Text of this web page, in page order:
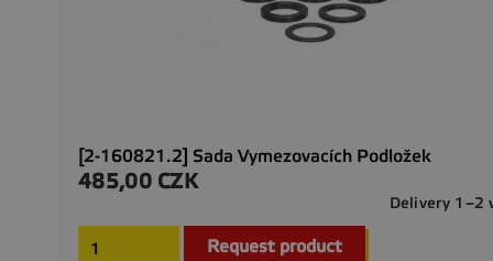
[2-160821.2] Sada Vymezovacích Podložek
Precio
485,00 CZK
Delivery 1–2
Request product